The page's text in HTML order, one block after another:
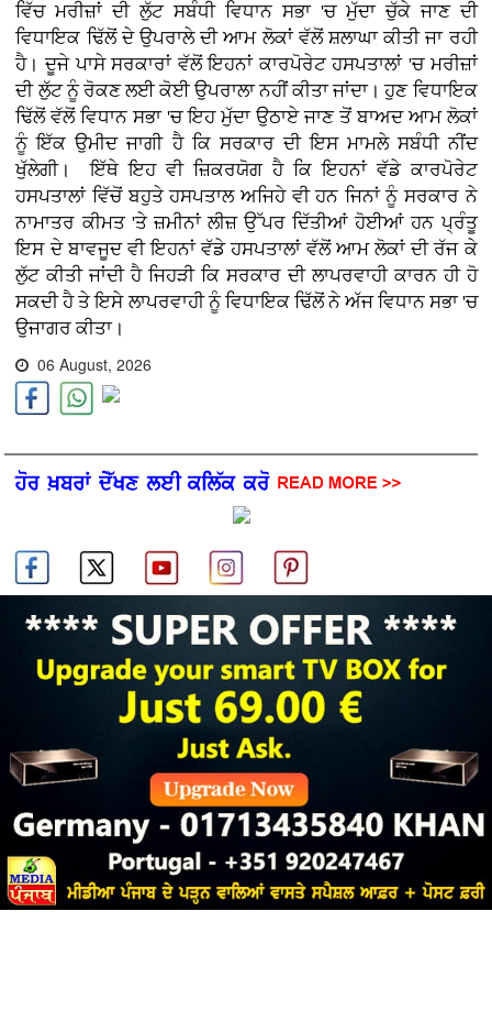
ਵਿੱਚ ਮਰੀਜ਼ਾਂ ਦੀ ਲੁੱਟ ਸਬੰਧੀ ਵਿਧਾਨ ਸਭਾ 'ਚ ਮੁੱਦਾ ਚੁੱਕੇ ਜਾਣ ਦੀ
ਵਿਧਾਇਕ ਢਿੱਲੋਂ ਦੇ ਉਪਰਾਲੇ ਦੀ ਆਮ ਲੋਕਾਂ ਵੱਲੋਂ ਸ਼ਲਾਘਾ ਕੀਤੀ ਜਾ ਰਹੀ
ਹੈ‌।‌ ਦੂਜੇ ਪਾਸੇ ਸਰਕਾਰਾਂ ਵੱਲੋਂ ਇਹਨਾਂ ਕਾਰਪੋਰੇਟ ਹਸਪਤਾਲਾਂ 'ਚ ਮਰੀਜ਼ਾਂ
ਦੀ ਲੁੱਟ ਨੂੰ ਰੋਕਣ ਲਈ ਕੋਈ ਉਪਰਾਲਾ ਨਹੀਂ ਕੀਤਾ ਜਾਂਦਾ। ਹੁਣ ਵਿਧਾਇਕ
ਢਿੱਲੋਂ ਵੱਲੋਂ ਵਿਧਾਨ ਸਭਾ 'ਚ ਇਹ ਮੁੱਦਾ ਉਠਾਏ ਜਾਣ ਤੋਂ ਬਾਅਦ ਆਮ ਲੋਕਾਂ
ਨੂੰ ਇੱਕ ਉਮੀਦ ਜਾਗੀ ਹੈ ਕਿ ਸਰਕਾਰ ਦੀ ਇਸ ਮਾਮਲੇ ਸਬੰਧੀ ਨੀਂਦ
ਖੁੱਲੇਗੀ। ‌ ਇੱਥੇ ਇਹ ਵੀ ਜ਼ਿਕਰਯੋਗ ਹੈ ਕਿ ਇਹਨਾਂ ਵੱਡੇ ਕਾਰਪੋਰੇਟ
ਹਸਪਤਾਲਾਂ ਵਿੱਚੋਂ ਬਹੁਤੇ ਹਸਪਤਾਲ ਅਜਿਹੇ ਵੀ ਹਨ ਜਿਨਾਂ ਨੂੰ ਸਰਕਾਰ ਨੇ
ਨਾਮਾਤਰ ਕੀਮਤ 'ਤੇ ਜ਼ਮੀਨਾਂ ਲੀਜ਼ ਉੱਪਰ ਦਿੱਤੀਆਂ ਹੋਈਆਂ ਹਨ ਪ੍ਰੰਤੂ
ਇਸ ਦੇ ਬਾਵਜੂਦ ਵੀ ਇਹਨਾਂ ਵੱਡੇ ਹਸਪਤਾਲਾਂ ਵੱਲੋਂ ਆਮ ਲੋਕਾਂ ਦੀ ਰੱਜ ਕੇ
ਲੁੱਟ ਕੀਤੀ ਜਾਂਦੀ ਹੈ ਜਿਹੜੀ ਕਿ ਸਰਕਾਰ ਦੀ ਲਾਪਰਵਾਹੀ ਕਾਰਨ ਹੀ ਹੋ
ਸਕਦੀ ਹੈ ਤੇ ਇਸੇ ਲਾਪਰਵਾਹੀ ਨੂੰ ਵਿਧਾਇਕ ਢਿੱਲੋਂ ਨੇ ਅੱਜ ਵਿਧਾਨ ਸਭਾ 'ਚ
ਉਜਾਗਰ ਕੀਤਾ।
06 August, 2026